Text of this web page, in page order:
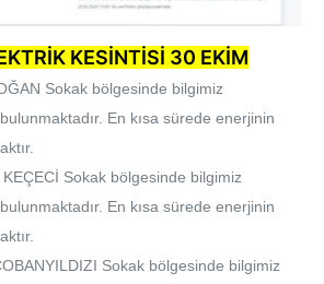
KESİNTİSİ 30 EKİM
Sokak bölgesinde bilgimiz
En kısa sürede enerjinin
Sokak bölgesinde bilgimiz
En kısa sürede enerjinin
Sokak bölgesinde bilgimiz